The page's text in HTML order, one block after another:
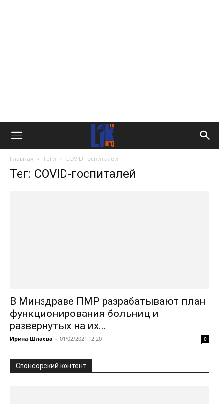
Главная Теги COVID-госпиталей
Тег: COVID-госпиталей
В Минздраве ПМР разрабатывают план
функционирования больниц и
развернутых на их...
Ирина Шлаева - 01/02/2021 12:20 0
Спонсорский контент